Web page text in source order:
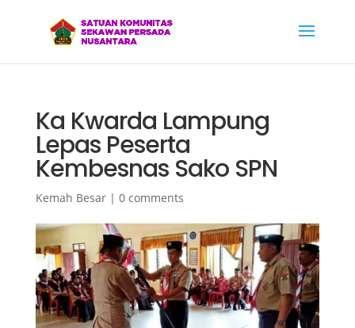
Ka Kwarda Lampung
Lepas Peserta
Kembesnas Sako SPN
Kemah Besar| 0 comments